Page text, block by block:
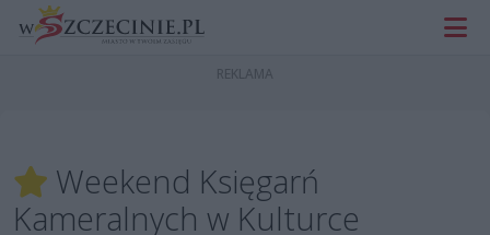
Weekend Księgarń
Kameralnych w Kulturce